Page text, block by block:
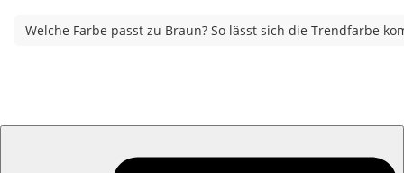
Welche Farbe passt zu Braun? So lässt sich die Trendfarbe